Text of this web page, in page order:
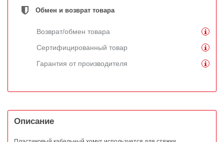
Обмен и возврат товара
Возврат/обмен товара
Сертифицированный товар
Гарантия от производителя
Описание